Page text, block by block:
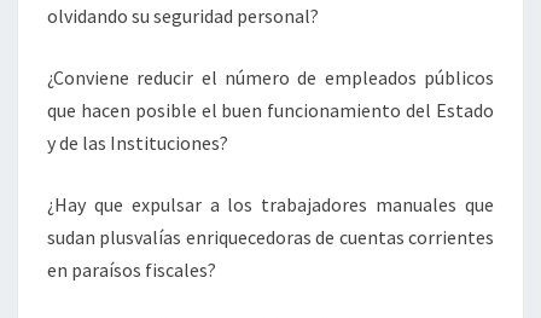
olvidando su seguridad personal?
¿Conviene reducir el número de empleados públicos
que hacen posible el buen funcionamiento del Estado
y de las Instituciones?
¿Hay que expulsar a los trabajadores manuales que
sudan plusvalías enriquecedoras de cuentas corrientes
en paraísos fiscales?